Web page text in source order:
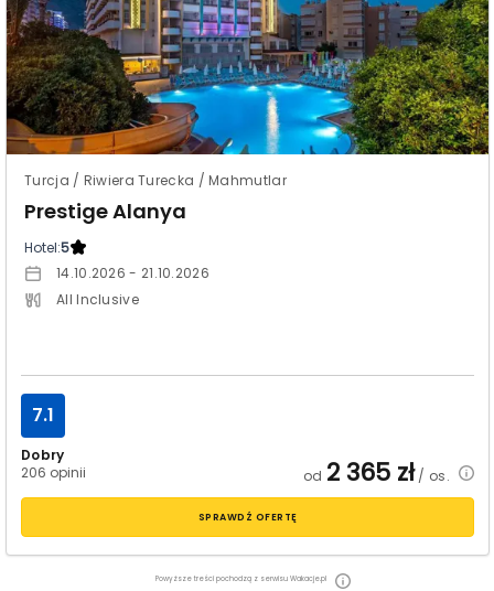
Turcja / Riwiera Turecka / Mahmutlar
Prestige Alanya
Hotel:5
14.10.2026 - 21.10.2026
All Inclusive
Dobry
206 opinii
7.1
od 2 365 zł/ os.
SPRAWDŹ OFERTĘ
Powyższe treści pochodzą z serwisu Wakacje.pl